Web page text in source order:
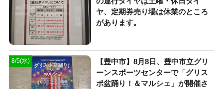
ヤ、定期券売り場は休業のところ
があります。
8/5(水)
【豊中市】8月8日、豊中市立グリ
ーンスポーツセンターで「グリス
ポ盆踊り！＆マルシェ」が開催さ